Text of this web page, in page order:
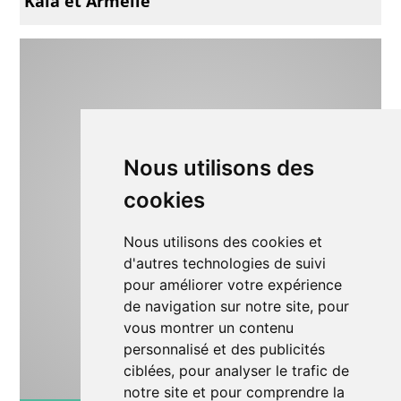
Nous utilisons des
cookies
Nous utilisons des cookies et
d'autres technologies de suivi
pour améliorer votre expérience
de navigation sur notre site, pour
vous montrer un contenu
personnalisé et des publicités
ciblées, pour analyser le trafic de
notre site et pour comprendre la